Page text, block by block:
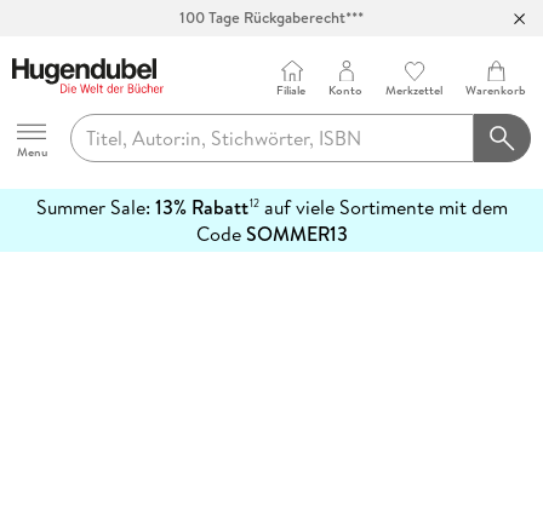
100 Tage Rückgaberecht***
Hugendubel
Menu
Filiale Konto Merkzettel Warenkorb
Summer Sale: 13% Rabatt12auf viele Sortimente mit dem
CodeSOMMER13
erfahren